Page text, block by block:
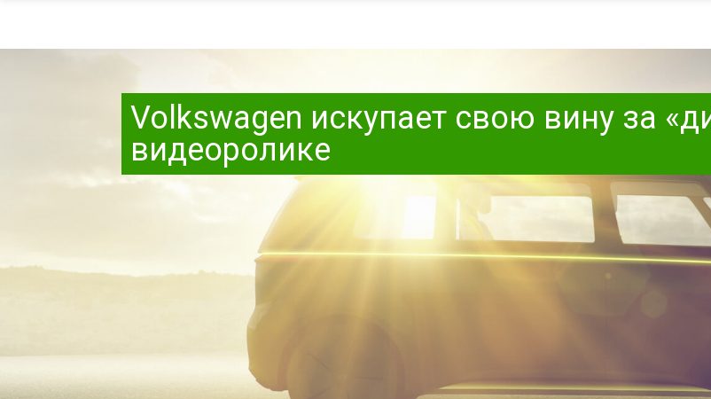
Volkswagen искупает свою вину за
видеоролике